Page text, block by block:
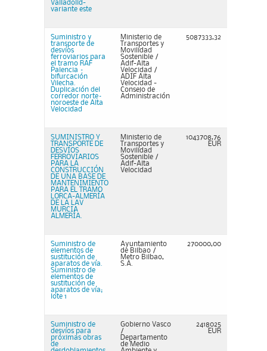
Valladolid-
variante este
Suministro y
transporte de
desvíos
ferroviarios para
el tramo RAF
Palencia –
bifurcación
Vilecha.
Duplicación del
corredor norte–
noroeste de Alta
Velocidad
Ministerio de
Transportes y
Movilidad
Sostenible /
Adif-Alta
Velocidad /
ADIF Alta
Velocidad -
Consejo de
Administración
5087333,32
SUMINISTRO Y
TRANSPORTE DE
DESVÍOS
FERROVIARIOS
PARA LA
CONSTRUCCIÓN
DE UNA BASE DE
MANTENIMIENTO
PARA EL TRAMO
LORCA-ALMERÍA
DE LA LAV
MURCIA
ALMERÍA.
Ministerio de
Transportes y
Movilidad
Sostenible /
Adif-Alta
Velocidad
1043708,76
EUR
Suministro de
elementos de
sustitución de
aparatos de vía.
Suministro de
elementos de
sustitución de
aparatos de vía;
lote 1
Ayuntamiento
de Bilbao /
Metro Bilbao,
S.A.
270000,00
Suministro de
desvíos para
próximas obras
de
Gobierno Vasco
/
Departamento
de Medio
2418025
EUR